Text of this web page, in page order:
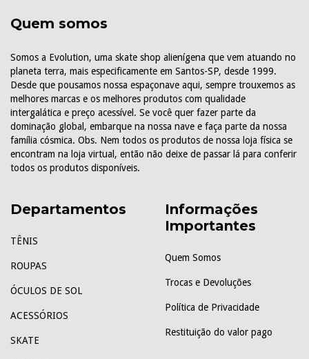
Quem somos
Somos a Evolution, uma skate shop alienígena que vem atuando no
planeta terra, mais especificamente em Santos-SP, desde 1999.
Desde que pousamos nossa espaçonave aqui, sempre trouxemos as
melhores marcas e os melhores produtos com qualidade
intergalática e preço acessível. Se você quer fazer parte da
dominação global, embarque na nossa nave e faça parte da nossa
família cósmica. Obs. Nem todos os produtos de nossa loja física se
encontram na loja virtual, então não deixe de passar lá para conferir
todos os produtos disponíveis.
Departamentos
TÊNIS
ROUPAS
ÓCULOS DE SOL
ACESSÓRIOS
SKATE
Informações
Importantes
Quem Somos
Trocas e Devoluções
Política de Privacidade
Restituição do valor pago